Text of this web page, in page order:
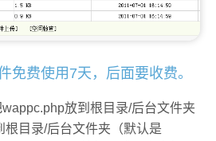
免费使用7天，后面要收费。
放到根目录/后台文件夹
根目录/后台文件夹（默认是